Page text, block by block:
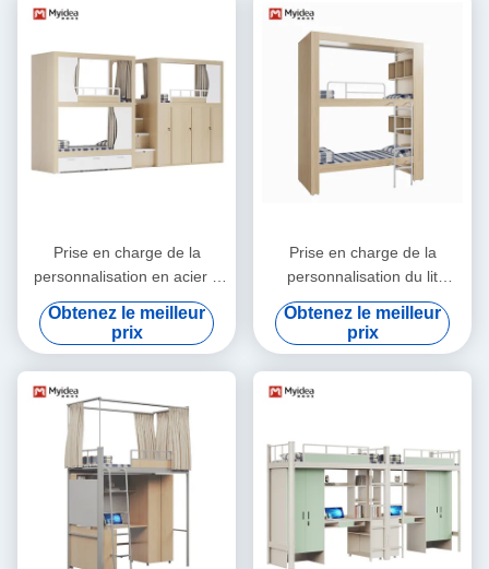
Prise en charge de la
personnalisation en acier à
double couche lit en acier
utilisé lit en acier cadre en
métal lit en acier jumeau
plein
Obtenez le meilleur
prix
Prise en charge de la
personnalisation du lit
d'école avec usine de
production automatisée et
de l'emballage automatique
Obtenez le meilleur
prix